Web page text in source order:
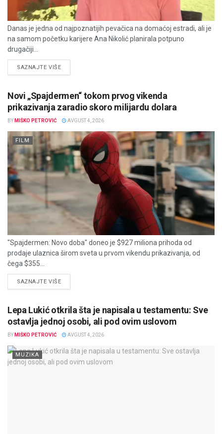
Danas je jedna od najpoznatijih pevačica na domaćoj estradi, ali je
na samom početku karijere Ana Nikolić planirala potpuno
drugačiji...
SAZNAJTE VIŠEDETAILS
Novi „Spajdermen“ tokom prvog vikenda
prikazivanja zaradio skoro milijardu dolara
BY MIŠKO PETROVIĆ AVGUST 4, 2026
FILM
"Spajdermen: Novo doba" doneo je $927 miliona prihoda od
prodaje ulaznica širom sveta u prvom vikendu prikazivanja, od
čega $355...
SAZNAJTE VIŠEDETAILS
Lepa Lukić otkrila šta je napisala u testamentu: Sve
ostavlja jednoj osobi, ali pod ovim uslovom
BY MIŠKO PETROVIĆ AVGUST 4, 2026
MUZIKA